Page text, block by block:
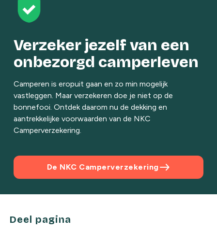
Verzeker jezelf van een
onbezorgd camperleven
Camperen is eropuit gaan en zo min mogelijk
vastleggen. Maar verzekeren doe je niet op de
bonnefooi. Ontdek daarom nu de dekking en
aantrekkelijke voorwaarden van de NKC
Camperverzekering.
east
De NKC Camperverzekering
Deel pagina